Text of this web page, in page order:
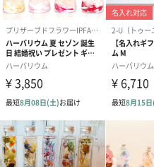
付属品
300mlキャンドル
お届けについ
て
ガラスボトルに
す。
ご使用の際は付
してください。
注意事項
※使用している
め、色や形状は
また、なるべく
ていますが、そ
るため季節によ